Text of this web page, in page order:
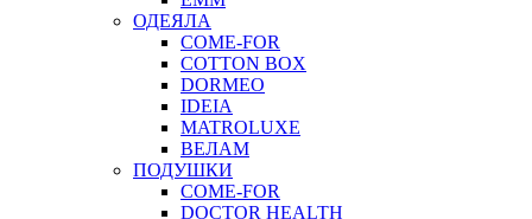
ОДЕЯЛА
COME-FOR
COTTON BOX
DORMEO
IDEIA
MATROLUXE
ВЕЛАМ
ПОДУШКИ
COME-FOR
DOCTOR HEALTH